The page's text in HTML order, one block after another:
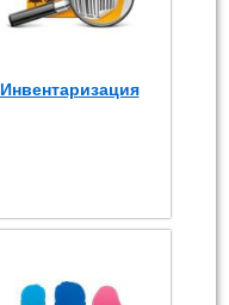
Инвентаризация